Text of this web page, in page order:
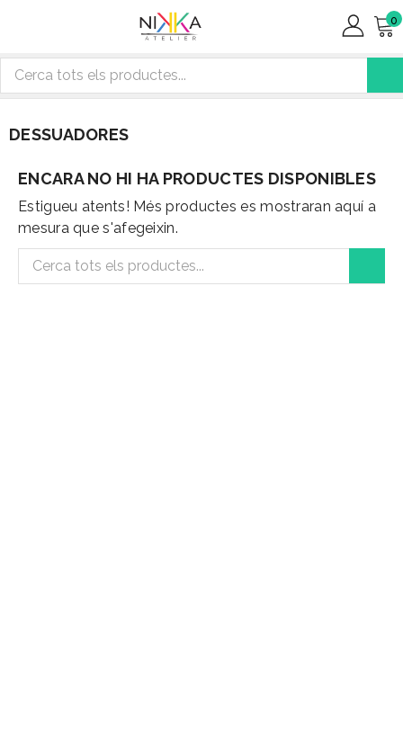
0
DESSUADORES
ENCARA NO HI HA PRODUCTES DISPONIBLES
Estigueu atents! Més productes es mostraran aquí a
mesura que s'afegeixin.